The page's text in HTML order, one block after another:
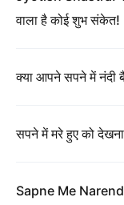
वाला है कोई शुभ संकेत!
क्या आपने सपने में नंदी
सपने में मरे हुए को
Sapne Me